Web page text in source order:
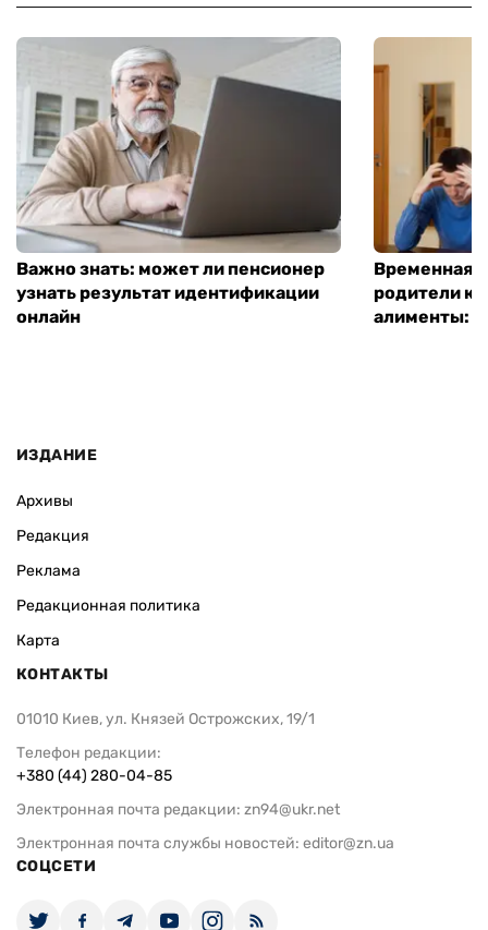
Важно знать: может ли пенсионер
узнать результат идентификации
онлайн
Временная
родители
алименты:
ИЗДАНИЕ
Архивы
Редакция
Реклама
Редакционная политика
Карта
КОНТАКТЫ
01010 Киев, ул. Князей Острожских, 19/1
Телефон редакции:
+380 (44) 280-04-85
Электронная почта редакции: zn94@ukr.net
Электронная почта службы новостей: editor@zn.ua
СОЦСЕТИ